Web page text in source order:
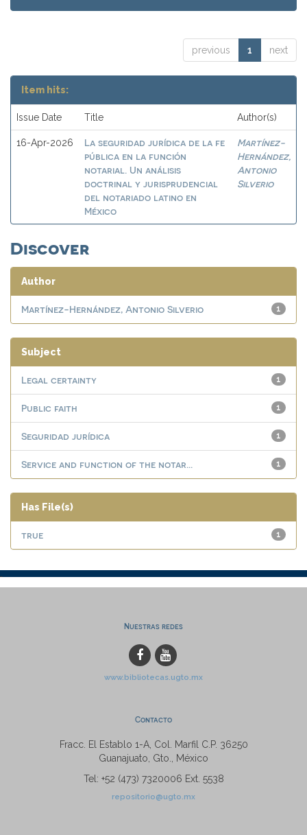
previous 1 next
Item hits:
Issue Date Title Author(s)
16-Apr-2026
La seguridad jurídica de la fe
pública en la función
notarial. Un análisis
doctrinal y jurisprudencial
del notariado latino en
México
Martínez-
Hernández,
Antonio
Silverio
Discover
Author
1
Martínez-Hernández, Antonio Silverio
Subject
1
Legal certainty
1
Public faith
1
Seguridad jurídica
1
Service and function of the notar...
Has File(s)
1
true
Nuestras redes
www.bibliotecas.ugto.mx
Contacto
Fracc. El Establo 1-A, Col. Marfil C.P. 36250
Guanajuato, Gto., México
Tel: +52 (473) 7320006 Ext. 5538
repositorio@ugto.mx